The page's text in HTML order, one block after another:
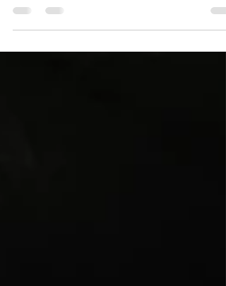
jamais), j’ai très vite été attiré par le style